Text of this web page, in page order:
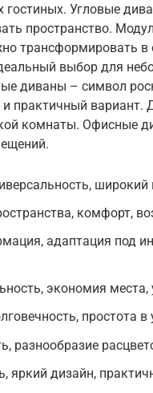
гостиных. Угловые
пространство.
трансформировать в
выбор для
диваны – символ
практичный вариант.
комнаты. Офисные
широкий
комфорт,
адаптация под
экономия места,
простота в
разнообразие
яркий дизайн,